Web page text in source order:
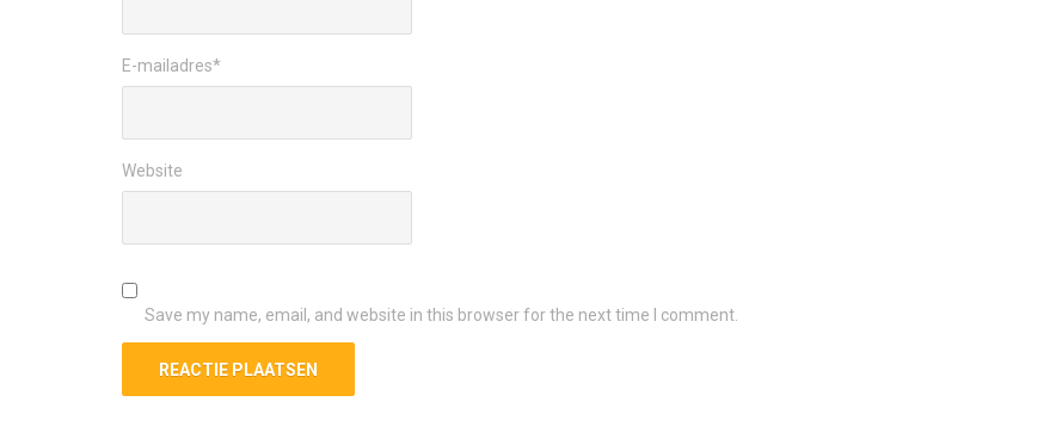
E-mailadres*
Website
Save my name, email, and website in this browser for the next time I comment.